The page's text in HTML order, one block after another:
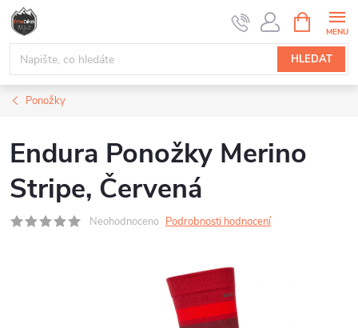
Přejít
obsah
HLEDAT
NÁKUPNÍ
KOŠÍK
Ponožky
Endura Ponožky Merino
Stripe, Červená
Neohodnoceno Podrobnosti hodnocení